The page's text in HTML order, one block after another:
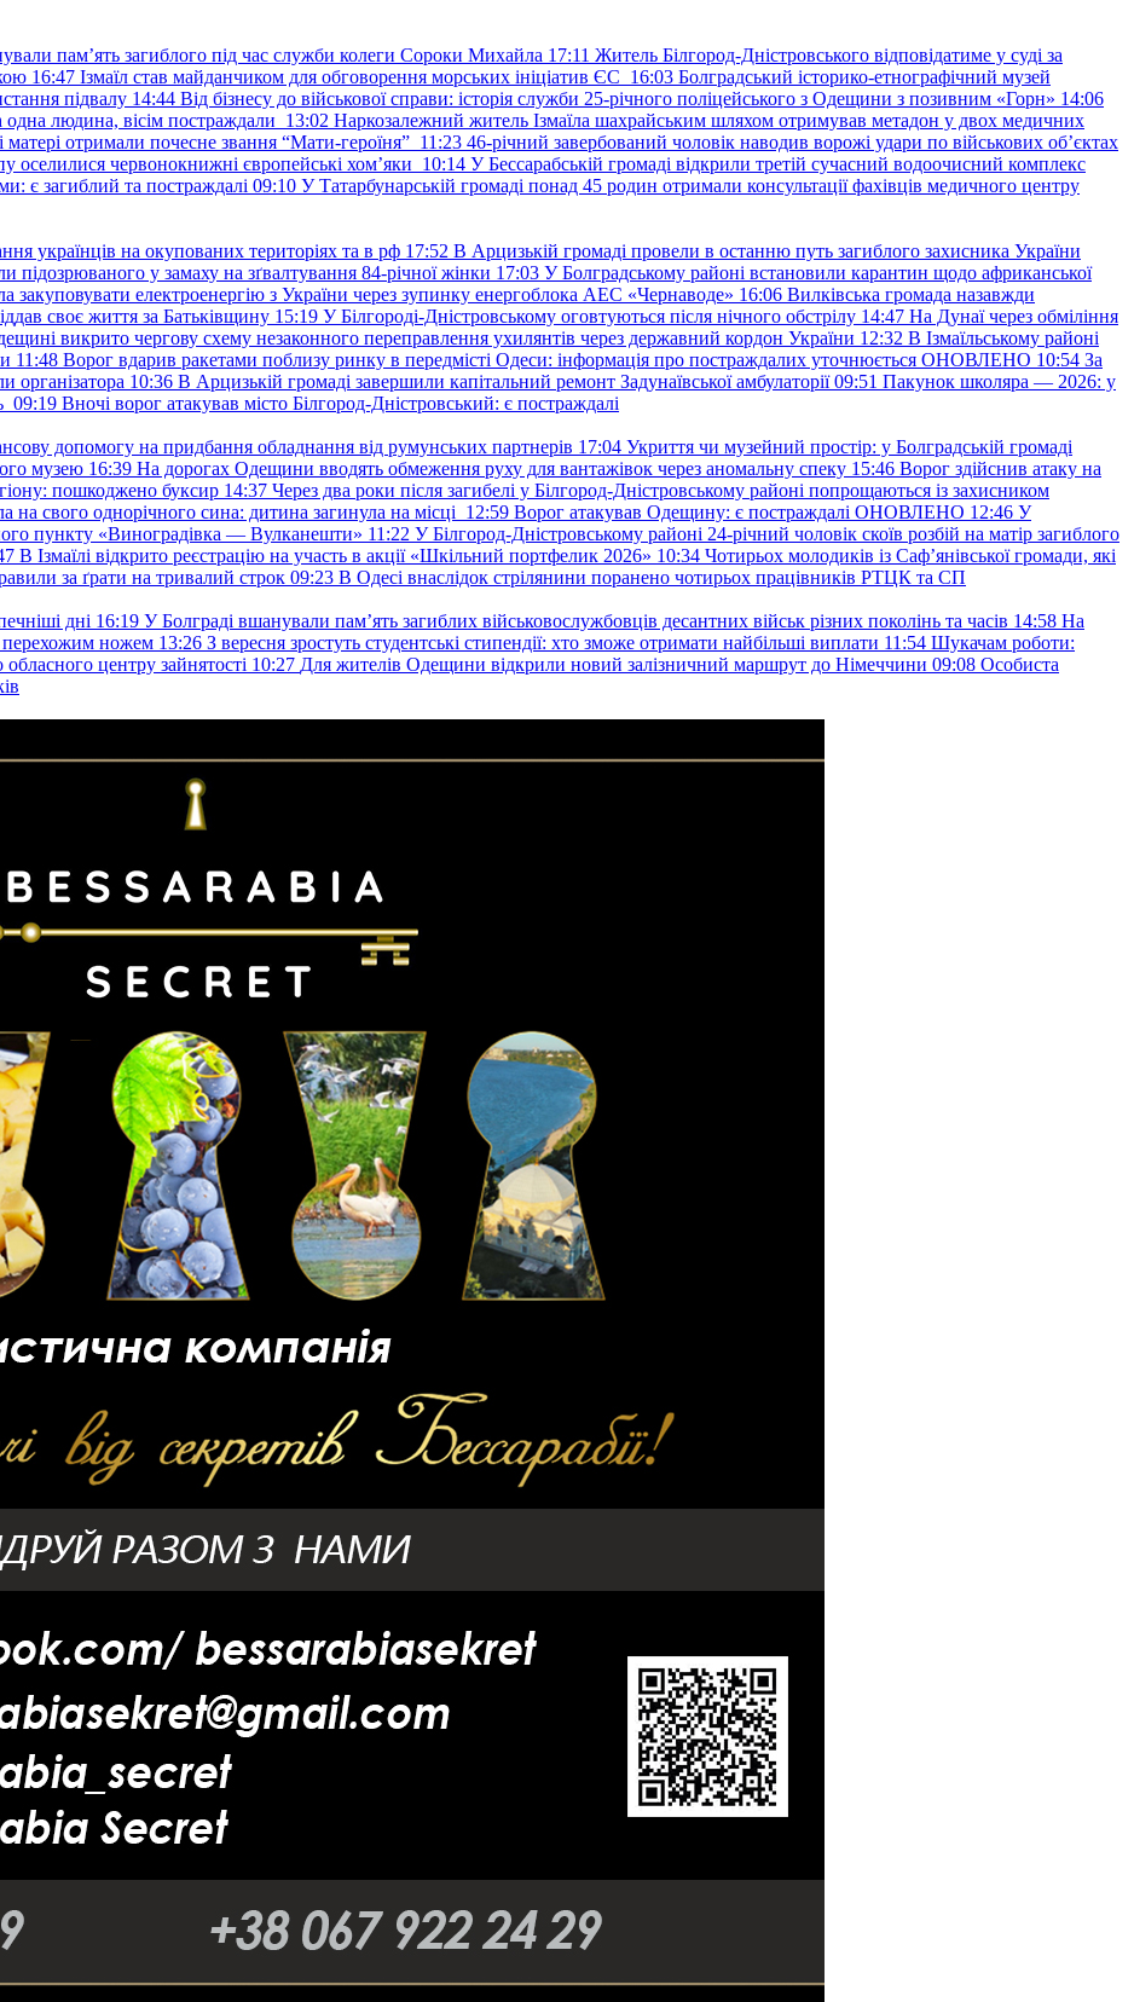
пам’ять загиблого під час служби колеги Сороки Михайла 17:11 Житель Білгород-Дністровського відповідатиме у суді за
16:47 Ізмаїл став майданчиком для обговорення морських ініціатив ЄС 16:03 Болградський історико-етнографічний музей
підвалу 14:44 Від бізнесу до військової справи: історія служби 25-річного поліцейського з Одещини з позивним «Горн» 14:06
людина, вісім постраждали 13:02 Наркозалежний житель Ізмаїла шахрайським шляхом отримував метадон у двох медичних
матері отримали почесне звання “Мати-героїня” 11:23 46-річний завербований чоловік наводив ворожі удари по військових обʼєктах
оселилися червонокнижні європейські хом’яки 10:14 У Бессарабській громаді відкрили третій сучасний водоочисний комплекс
є загиблий та постраждалі 09:10 У Татарбунарській громаді понад 45 родин отримали консультації фахівців медичного центру
українців на окупованих територіях та в рф 17:52 В Арцизькій громаді провели в останню путь загиблого захисника України
підозрюваного у замаху на зґвалтування 84-річної жінки 17:03 У Болградському районі встановили карантин щодо африканської
закуповувати електроенергію з України через зупинку енергоблока АЕС «Чернаводе» 16:06 Вилківська громада назавжди
своє життя за Батьківщину 15:19 У Білгороді-Дністровському оговтуються після нічного обстрілу 14:47 На Дунаї через обміління
викрито чергову схему незаконного переправлення ухилянтів через державний кордон України 12:32 В Ізмаїльському районі
11:48 Ворог вдарив ракетами поблизу ринку в передмісті Одеси: інформація про постраждалих уточнюється ОНОВЛЕНО 10:54 За
організатора 10:36 В Арцизькій громаді завершили капітальний ремонт Задунаївської амбулаторії 09:51 Пакунок школяра — 2026: у
09:19 Вночі ворог атакував місто Білгород-Дністровський: є постраждалі
допомогу на придбання обладнання від румунських партнерів 17:04 Укриття чи музейний простір: у Болградській громаді
музею 16:39 На дорогах Одещини вводять обмеження руху для вантажівок через аномальну спеку 15:46 Ворог здійснив атаку на
пошкоджено буксир 14:37 Через два роки після загибелі у Білгород-Дністровському районі попрощаються із захисником
на свого однорічного сина: дитина загинула на місці 12:59 Ворог атакував Одещину: є постраждалі ОНОВЛЕНО 12:46 У
пункту «Виноградівка — Вулканешти» 11:22 У Білгород-Дністровському районі 24-річний чоловік скоїв розбій на матір загиблого
В Ізмаїлі відкрито реєстрацію на участь в акції «Шкільний портфелик 2026» 10:34 Чотирьох молодиків із Саф’янівської громади, які
за ґрати на тривалий строк 09:23 В Одесі внаслідок стрілянини поранено чотирьох працівників РТЦК та СП
дні 16:19 У Болграді вшанували пам’ять загиблих військовослужбовців десантних військ різних поколінь та часів 14:58 На
перехожим ножем 13:26 З вересня зростуть студентські стипендії: хто зможе отримати найбільші виплати 11:54 Шукачам роботи:
обласного центру зайнятості 10:27 Для жителів Одещини відкрили новий залізничний маршрут до Німеччини 09:08 Особиста